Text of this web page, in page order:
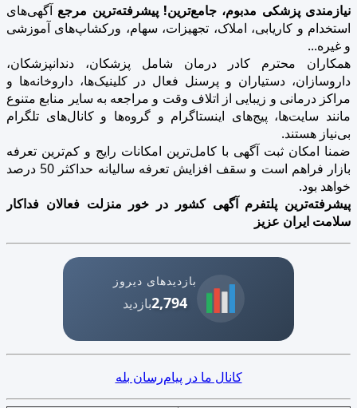
نیازمندی پزشکی مدبوم، جامع‌ترین! پیشرفته‌ترین مرجع آگهی‌های
استخدام و کاریابی، املاک، تجهیزات، سهام، ورکشاپ‌های آموزشی
و غیره...
همکاران محترم کادر درمان شامل پزشکان، دندانپزشکان،
داروسازان، دستیاران و پرسنل فعال در کلینیک‌ها، داروخانه‌ها و
مراکز درمانی و زیبایی از اتلاف وقت و مراجعه به سایر منابع متنوع
مانند سایت‌ها، پیج‌های اینستاگرام و گروه‌ها و کانال‌های تلگرام
بی‌نیاز هستند.
ضمنا امکان ثبت آگهی با کامل‌ترین امکانات رایج و کم‌ترین تعرفه
بازار فراهم است و سقف افزایش تعرفه سالیانه حداکثر 50 درصد
خواهد بود.
پیشرفته‌ترین پلتفرم آگهی کشور در خور منزلت فعالان فداکار
سلامت ایران عزیز
بازدیدهای دیروز
2,794بازدید
کانال ما در پیام‌رسان بله